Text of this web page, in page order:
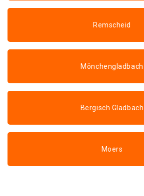
Remscheid
Mönchengladbach
Bergisch Gladbach
Moers